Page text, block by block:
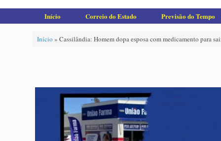
Início Correio do Estado Previsão do Tempo
Início » Cassilândia: Homem dopa esposa com medicamento para